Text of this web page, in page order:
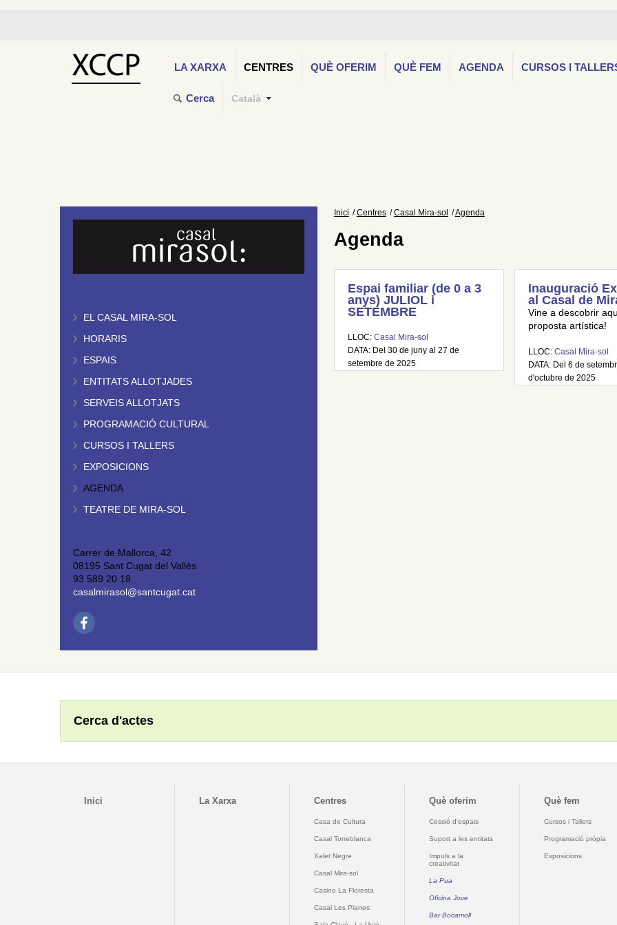
LA XARXA CENTRES QUÈ OFERIM QUÈ FEM AGENDA CURSOS I
Cerca Català
EL CASAL MIRA-SOL
HORARIS
ESPAIS
ENTITATS ALLOTJADES
SERVEIS ALLOTJATS
PROGRAMACIÓ CULTURAL
CURSOS I TALLERS
EXPOSICIONS
AGENDA
TEATRE DE MIRA-SOL
Carrer de Mallorca, 42
08195 Sant Cugat del Vallès
93 589 20 18
casalmirasol@santcugat.cat
Inici Centres Casal Mira-sol Agenda
Agenda
Espai familiar (de 0 a 3
anys) JULIOL i
SETEMBRE
LLOC: Casal Mira-sol
DATA: Del 30 de juny al 27 de
setembre de 2025
Inauguració
al Casal de
Vine a descobrir
proposta artística!
LLOC:Casal Mira-sol
DATA: Del 6 de
d'octubre de 2025
Cerca d'actes
Inici La Xarxa Centres
Casa de Cultura
Casal Torreblanca
Xalet Negre
Casal Mira-sol
Casino La Floresta
Casal Les Planes
Què oferim
Cessió d'espais
Suport a les entitats
Impuls a la
creativitat
La Pua
Oficina Jove
Bar Bocamoll
Què fem
Cursos i Tallers
Programació pròpia
Exposicions